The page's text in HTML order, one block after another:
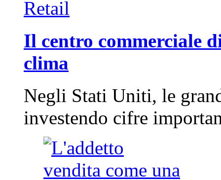
Retail
Il centro commerciale
clima
Negli Stati Uniti, le
investendo cifre